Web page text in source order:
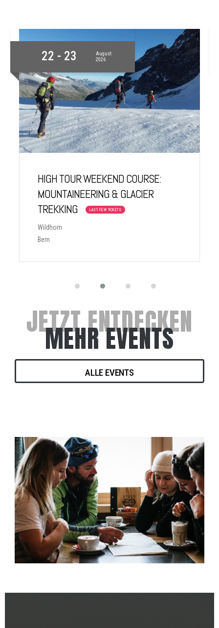
22 - 23
August
2026
HIGH TOUR WEEKEND COURSE:
MOUNTAINEERING & GLACIER
TREKKING
LAST FEW TICKETS
Wildhorn
Bern
JETZT ENTDECKEN
MEHR EVENTS
ALLE EVENTS